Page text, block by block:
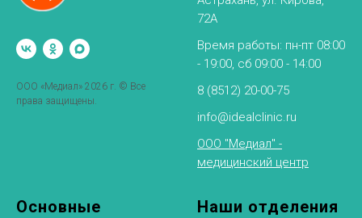
ООО «Медиал» 2026 г. © Все
права защищены.
72А
Время работы: пн-пт 08:00
- 19:00, сб 09:00 - 14:00
8 (8512) 20-00-75
info@idealclinic.ru
ООО "Медиал" -
медицинский центр
Основные
Наши отделения